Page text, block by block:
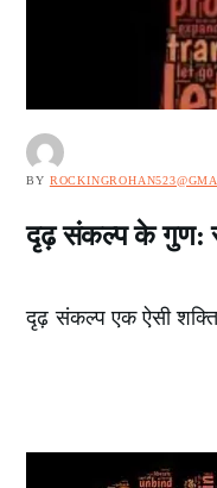
BY
दृढ़ संकल्प के गुण:
दृढ़ संकल्प एक ऐसी